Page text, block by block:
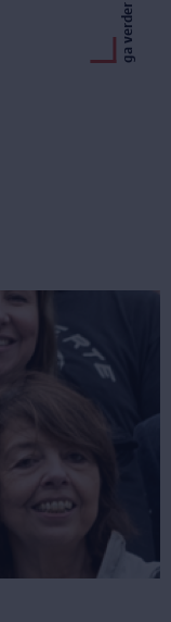
ga verder